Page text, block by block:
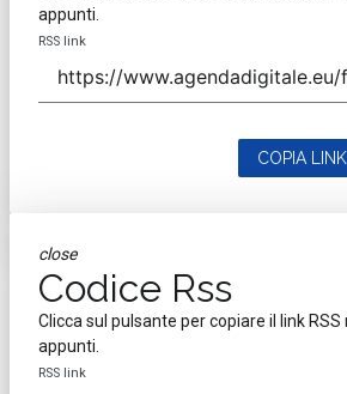
appunti.
RSS link
COPIA LINK
close
Codice Rss
Clicca sul pulsante per copiare il link RSS
appunti.
RSS link